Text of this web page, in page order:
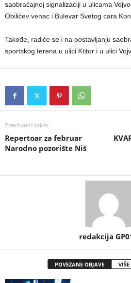
saobraćajnoj signalizaciji u ulicama
Obilićev venac i Bulevar Svetog cara
Takođe, radiće se i na postavljanju
sportskog terena u ulici Ktitor i u ulici
Prethodni tekst
Repertoar za februar
Narodno pozorište Niš
redakcija
POVEZANE OBJAVE